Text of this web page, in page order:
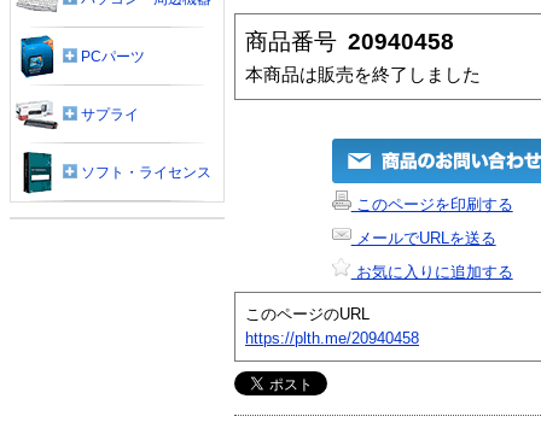
商品番号 20940458
本商品は販売を終了しました
このページを印刷する
メールでURLを送る
お気に入りに追加する
このページのURL
https://plth.me/20940458
PCパーツ
サプライ
ソフト・ライセンス